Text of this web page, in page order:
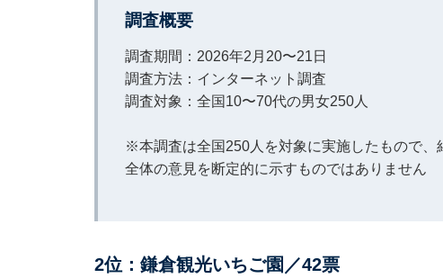
調査概要
調査期間：2026年2月20〜21日
調査方法：インターネット調査
調査対象：全国10〜70代の男女250人
※本調査は全国250人を対象に実施したもので、
全体の意見を断定的に示すものではありません
2位：鎌倉観光いちご園／42票